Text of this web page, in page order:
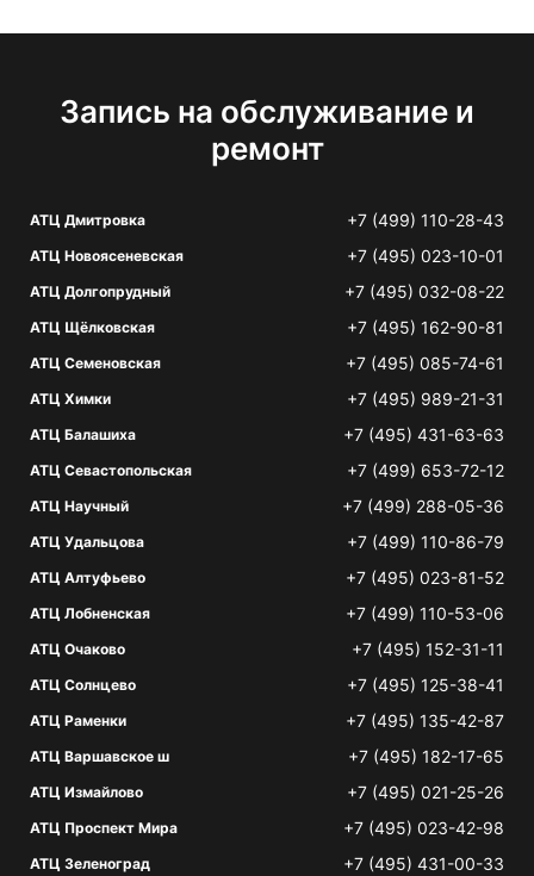
Запись на обслуживание и
ремонт
АТЦ Дмитровка +7 (499) 110-28-43
АТЦ Новоясеневская +7 (495) 023-10-01
АТЦ Долгопрудный +7 (495) 032-08-22
АТЦ Щёлковская +7 (495) 162-90-81
АТЦ Семеновская +7 (495) 085-74-61
АТЦ Химки +7 (495) 989-21-31
АТЦ Балашиха +7 (495) 431-63-63
АТЦ Севастопольская +7 (499) 653-72-12
АТЦ Научный +7 (499) 288-05-36
АТЦ Удальцова +7 (499) 110-86-79
АТЦ Алтуфьево +7 (495) 023-81-52
АТЦ Лобненская +7 (499) 110-53-06
АТЦ Очаково +7 (495) 152-31-11
АТЦ Солнцево +7 (495) 125-38-41
АТЦ Раменки +7 (495) 135-42-87
АТЦ Варшавское ш +7 (495) 182-17-65
АТЦ Измайлово +7 (495) 021-25-26
АТЦ Проспект Мира +7 (495) 023-42-98
АТЦ Зеленоград +7 (495) 431-00-33